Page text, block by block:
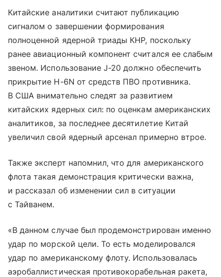
Китайские аналитики считают публикацию
сигналом о завершении формирования
полноценной ядерной триады КНР, поскольку
ранее авиационный компонент считался ее слабым
звеном. Использование J-20 должно обеспечить
прикрытие H-6N от средств ПВО противника.
В США внимательно следят за развитием
китайских ядерных сил: по оценкам американских
аналитиков, за последнее десятилетие Китай
увеличил свой ядерный арсенал примерно втрое.
Также эксперт напомнил, что для американского
флота такая демонстрация критически важна,
и рассказал об изменении сил в ситуации
с Тайванем.
«В данном случае был продемонстрирован именно
удар по морской цели. То есть моделировался
удар по американскому флоту. Использовалась
аэробаллистическая противокорабельная ракета,